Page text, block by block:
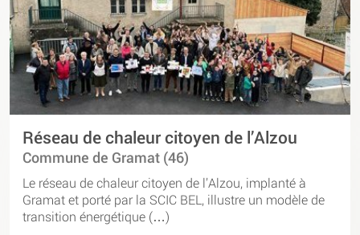
Réseau de chaleur citoyen de l’Alzou
Commune de Gramat (46)
Le réseau de chaleur citoyen de l’Alzou, implanté à
Gramat et porté par la SCIC BEL, illustre un modèle de
transition énergétique (…)